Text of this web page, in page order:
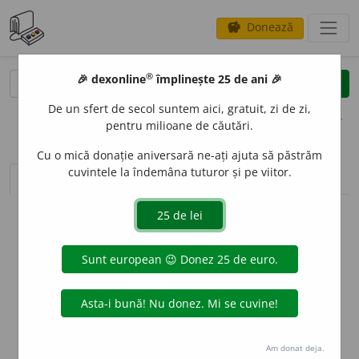
savings Donează
clear
opțiuni
sinteza definițiilor (1) definiții (9) declinări
info
Aceste definiții sunt compilate de
echipa dexonline. Definițiile
originale se află pe filadefiniții.
preferințe
🎉 dexonline® împlinește 25 de ani 🎉
De un sfert de secol suntem aici, gratuit, zi de zi,
pentru milioane de căutări.
Cu o mică donație aniversară ne-ați ajuta să păstrăm
cuvintele la îndemâna tuturor și pe viitor.
Am donat deja.